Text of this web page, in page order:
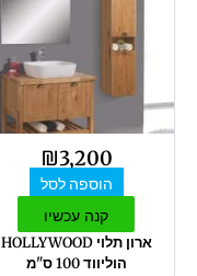
₪3,200
הוספה לסל
קנה עכשיו
ארון תלוי HOLLYWOOD
הוליווד 100 ס"מ